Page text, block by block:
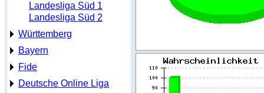
Landesliga Süd 1
Landesliga Süd 2
Württemberg
Bayern
Fide
Deutsche Online Liga